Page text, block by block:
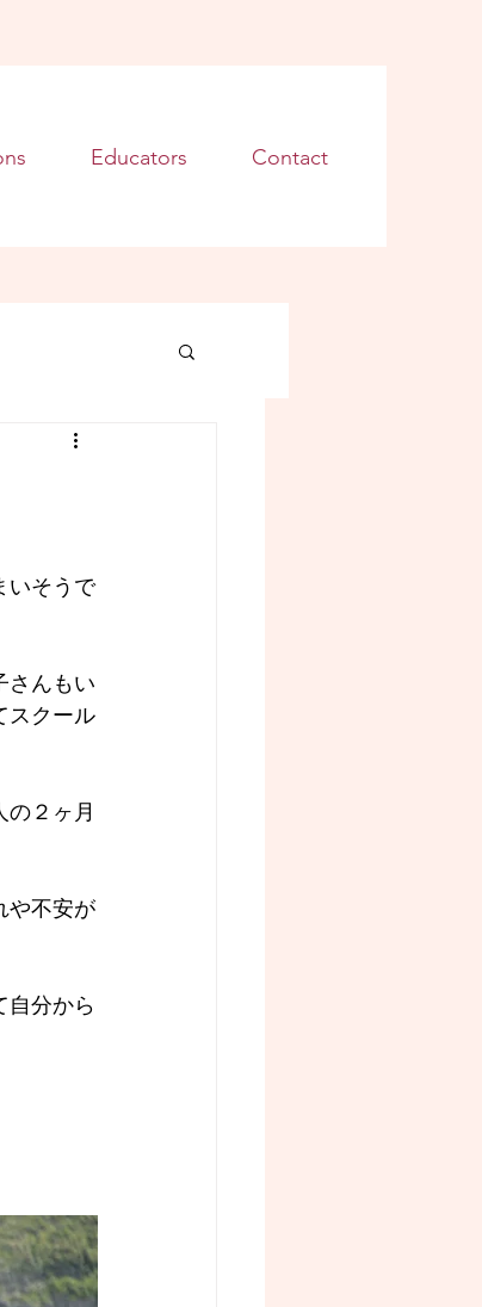
Educators Contact
いそうで
さんもい
スクール
２ヶ月
や不安が
自分から